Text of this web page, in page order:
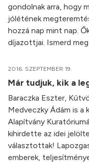
gondolnak arra, hogy
jólétének
hozzá nap mint nap.
díjazottjai. Ismerd
2016. SZEPTEMBER 19.
Már tudjuk, kik a
Baraczka Eszter,
Medveczky Ádám is a
Alapítvány
kihirdette az idei
választottak!
emberek,